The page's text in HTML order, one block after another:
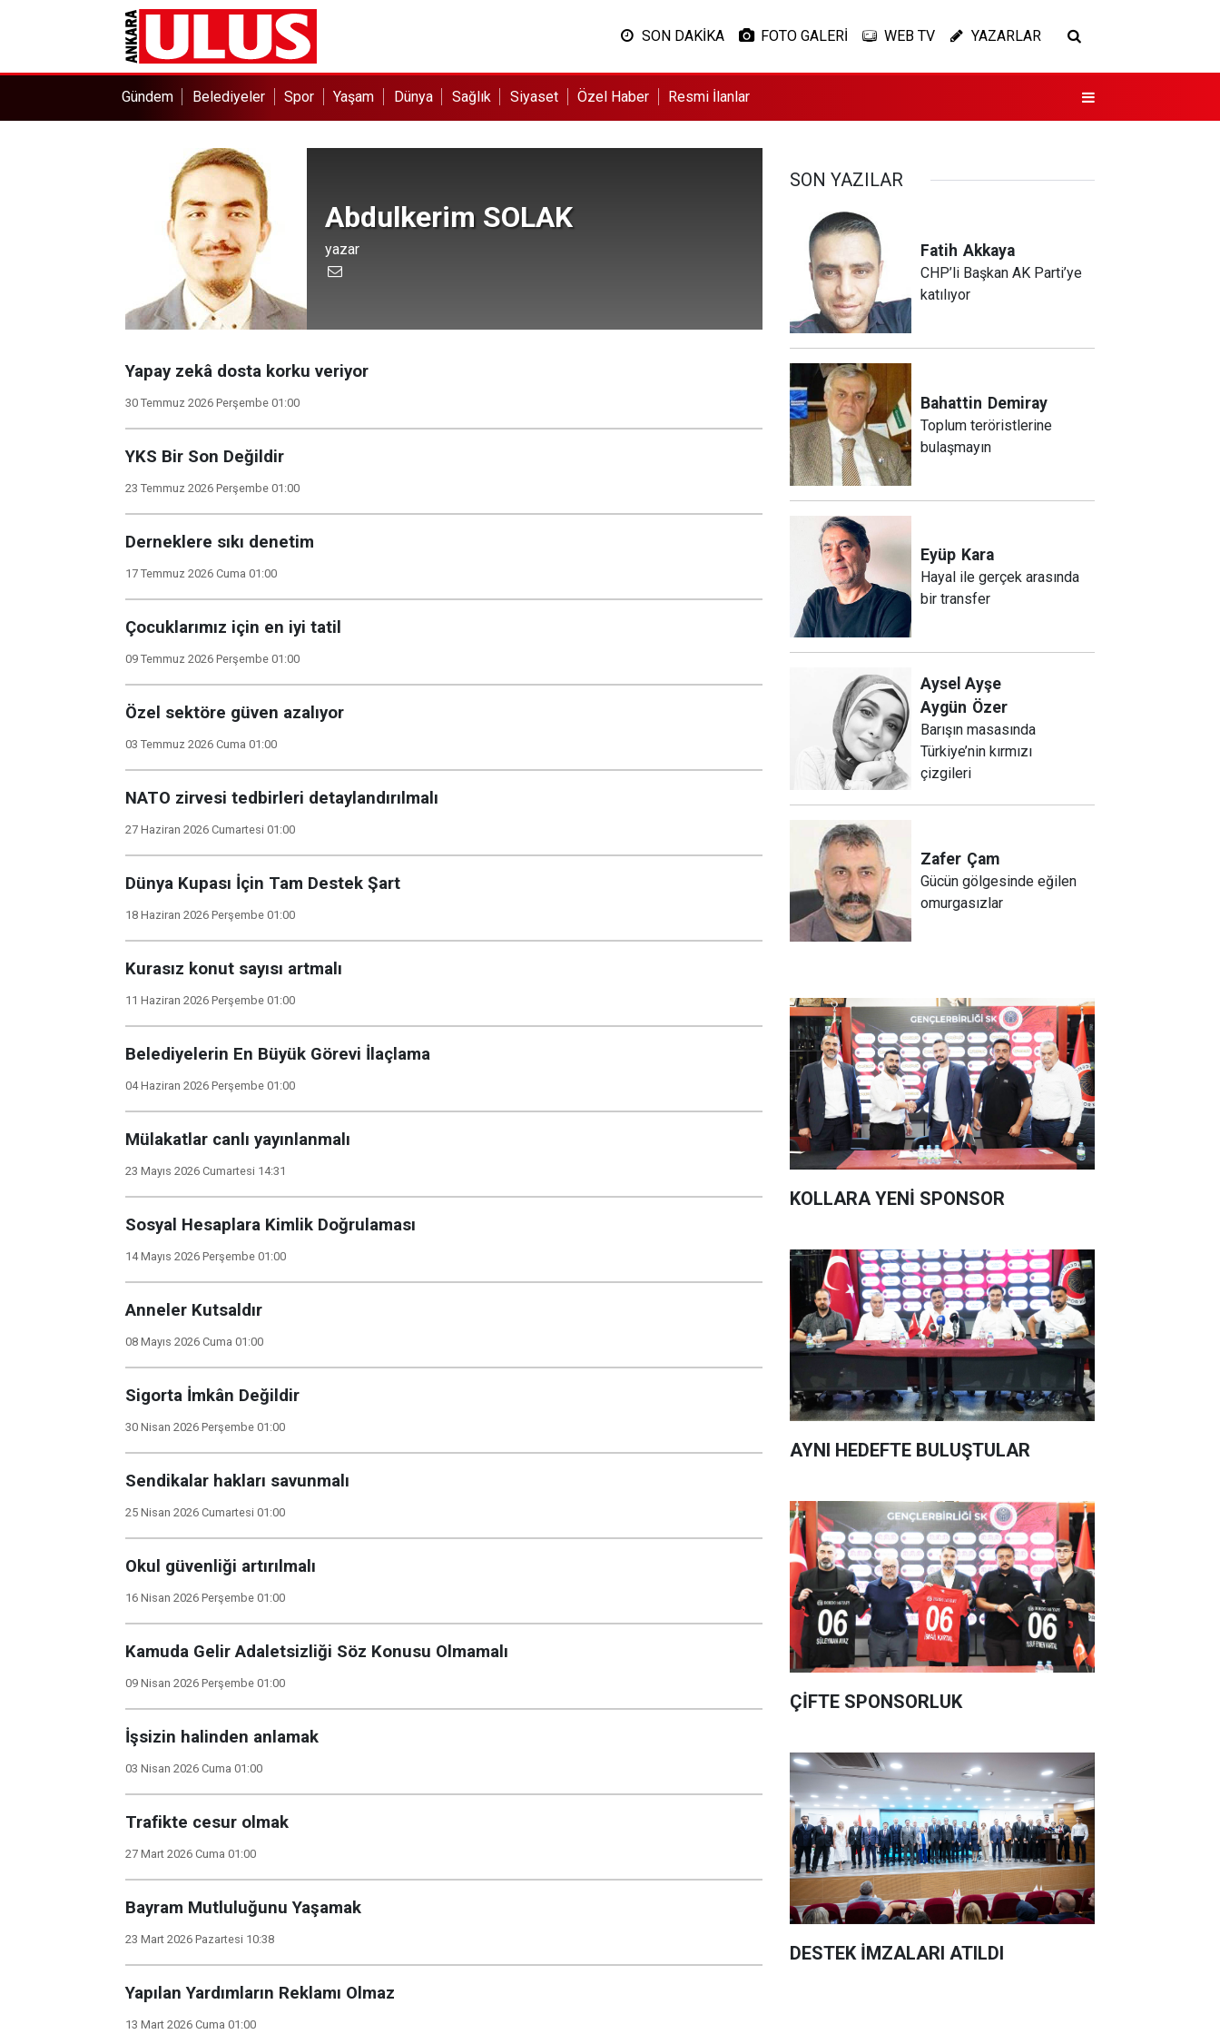
SON DAKİKA FOTO GALERİ WEB TV YAZARLAR
Gündem Belediyeler Spor Yaşam Dünya Sağlık Siyaset Özel Haber Resmi İlanlar
Abdulkerim SOLAK
yazar
Yapay zekâ dosta korku veriyor
30 Temmuz 2026 Perşembe 01:00
YKS Bir Son Değildir
23 Temmuz 2026 Perşembe 01:00
Derneklere sıkı denetim
17 Temmuz 2026 Cuma 01:00
Çocuklarımız için en iyi tatil
09 Temmuz 2026 Perşembe 01:00
Özel sektöre güven azalıyor
03 Temmuz 2026 Cuma 01:00
NATO zirvesi tedbirleri detaylandırılmalı
27 Haziran 2026 Cumartesi 01:00
Dünya Kupası İçin Tam Destek Şart
18 Haziran 2026 Perşembe 01:00
Kurasız konut sayısı artmalı
11 Haziran 2026 Perşembe 01:00
Belediyelerin En Büyük Görevi İlaçlama
04 Haziran 2026 Perşembe 01:00
Mülakatlar canlı yayınlanmalı
23 Mayıs 2026 Cumartesi 14:31
Sosyal Hesaplara Kimlik Doğrulaması
14 Mayıs 2026 Perşembe 01:00
Anneler Kutsaldır
08 Mayıs 2026 Cuma 01:00
Sigorta İmkân Değildir
30 Nisan 2026 Perşembe 01:00
Sendikalar hakları savunmalı
25 Nisan 2026 Cumartesi 01:00
Okul güvenliği artırılmalı
16 Nisan 2026 Perşembe 01:00
Kamuda Gelir Adaletsizliği Söz Konusu Olmamalı
09 Nisan 2026 Perşembe 01:00
İşsizin halinden anlamak
03 Nisan 2026 Cuma 01:00
Trafikte cesur olmak
27 Mart 2026 Cuma 01:00
Bayram Mutluluğunu Yaşamak
23 Mart 2026 Pazartesi 10:38
Yapılan Yardımların Reklamı Olmaz
13 Mart 2026 Cuma 01:00
SON YAZILAR
Fatih Akkaya
CHP’li Başkan AK Parti’ye
katılıyor
Bahattin Demiray
Toplum teröristlerine
bulaşmayın
Eyüp Kara
Hayal ile gerçek arasında
bir transfer
Aysel Ayşe
Aygün Özer
Barışın masasında
Türkiye’nin kırmızı
çizgileri
Zafer Çam
Gücün gölgesinde eğilen
omurgasızlar
KOLLARA YENİ SPONSOR
AYNI HEDEFTE BULUŞTULAR
ÇİFTE SPONSORLUK
DESTEK İMZALARI ATILDI